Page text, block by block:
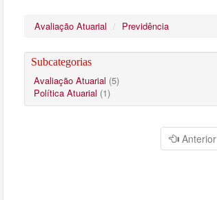
Avaliação Atuarial Previdência
Subcategorias
Avaliação Atuarial (5)
Política Atuarial (1)
Anterior